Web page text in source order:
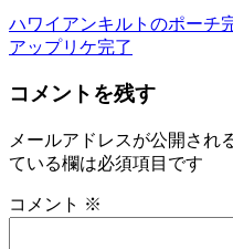
ハワイアンキルトのポーチ
アップリケ完了
コメントを残す
メールアドレスが公開され
ている欄は必須項目です
コメント ※